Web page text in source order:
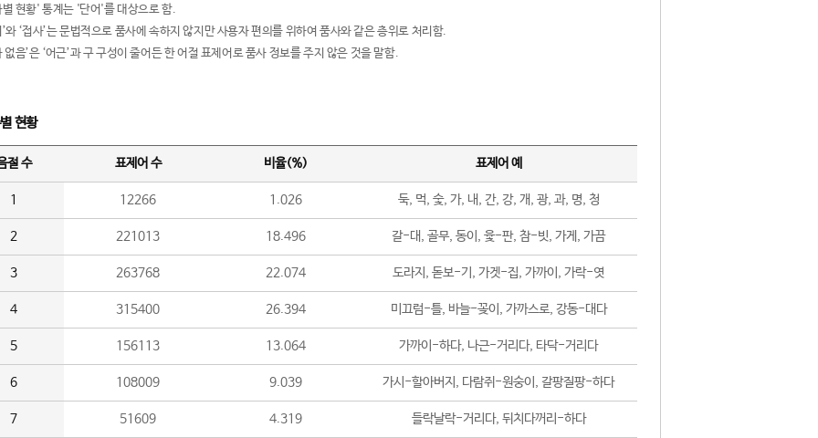
현황' 통계는 '단어'를 대상으로 함.
와 ‘접사’는 문법적으로 품사에 속하지 않지만 사용자 편의를 위하여 품사와 같은 층위로 처리함.
없음’은 ‘어근’과 구 구성이 줄어든 한 어절 표제어로 품사 정보를 주지 않은 것을 말함.
현황
절 수 표제어 수 비율(%) 표제어 예
1 12266 1.026 둑, 먹, 숯, 가, 내, 간, 강, 개, 광, 과, 명, 청
2 221013 18.496 갈-대, 골무, 동이, 윷-판, 참-빗, 가게, 가끔
3 263768 22.074 도라지, 돋보-기, 가겟-집, 가까이, 가락-엿
4 315400 26.394 미끄럼-틀, 바늘-꽂이, 가까스로, 강동-대다
5 156113 13.064 가까이-하다, 나근-거리다, 타닥-거리다
6 108009 9.039 가시-할아버지, 다람쥐-원숭이, 갈팡질팡-하다
7 51609 4.319 들락날락-거리다, 뒤치다꺼리-하다